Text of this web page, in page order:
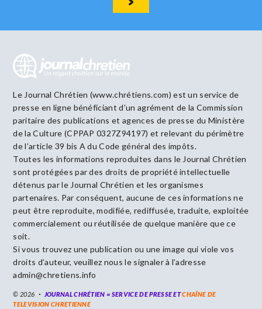
Le Journal Chrétien (www.chrétiens.com) est un service de
presse en ligne bénéficiant d’un agrément de la Commission
paritaire des publications et agences de presse du Ministère
de la Culture (CPPAP 0327Z94197) et relevant du périmètre
de l’article 39 bis A du Code général des impôts.
Toutes les informations reproduites dans le Journal Chrétien
sont protégées par des droits de propriété intellectuelle
détenus par le Journal Chrétien et les organismes
partenaires. Par conséquent, aucune de ces informations ne
peut être reproduite, modifiée, rediffusée, traduite, exploitée
commercialement ou réutilisée de quelque manière que ce
soit.
Si vous trouvez une publication ou une image qui viole vos
droits d’auteur, veuillez nous le signaler à l’adresse
admin@chretiens.info
© 2026 JOURNAL CHRÉTIEN = SERVICE DE PRESSE ETCHAÎNE DE
TELEVISION CHRETIENNE